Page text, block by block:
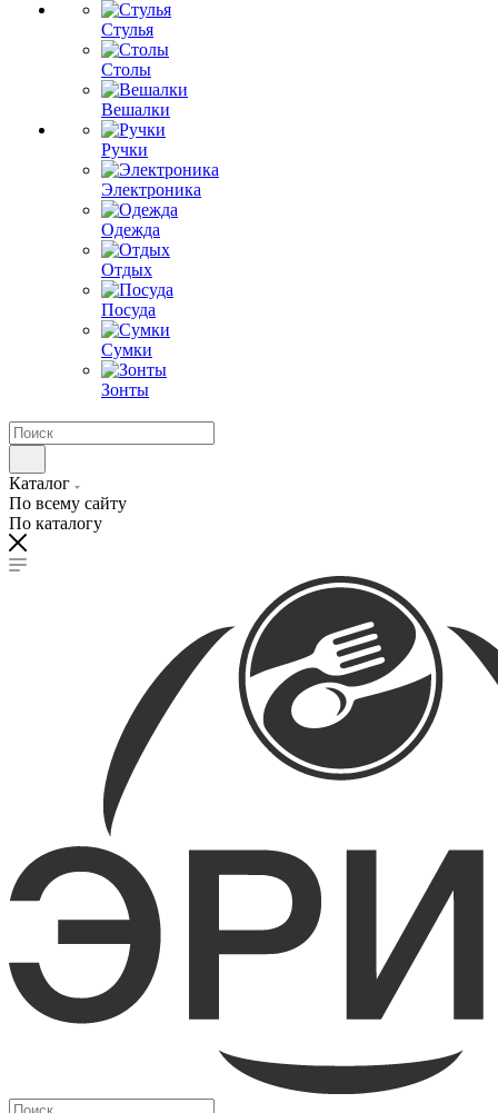
Стулья
Столы
Вешалки
Ручки
Электроника
Одежда
Отдых
Посуда
Сумки
Зонты
Каталог
По всему сайту
По каталогу